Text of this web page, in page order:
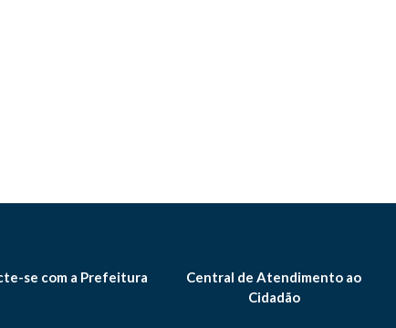
se com a Prefeitura
Central de Atendimento ao
Cidadão